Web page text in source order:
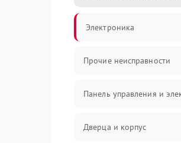
Электроника
Прочие неисправности
Панель управления и
Дверца и корпус